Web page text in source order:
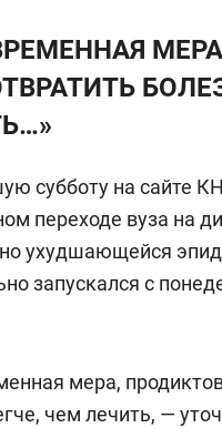
субботу на сайте
переходе вуза на
ухудшающейся
запускался с
мера,
чем лечить, —